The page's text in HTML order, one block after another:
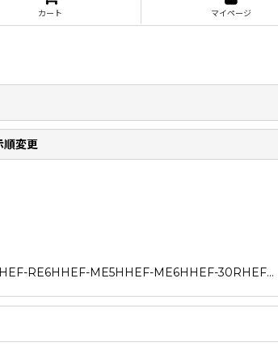
カート マイページ
順変更
RE6HHEF-ME5HHEF-ME6HHEF-30RHEF…